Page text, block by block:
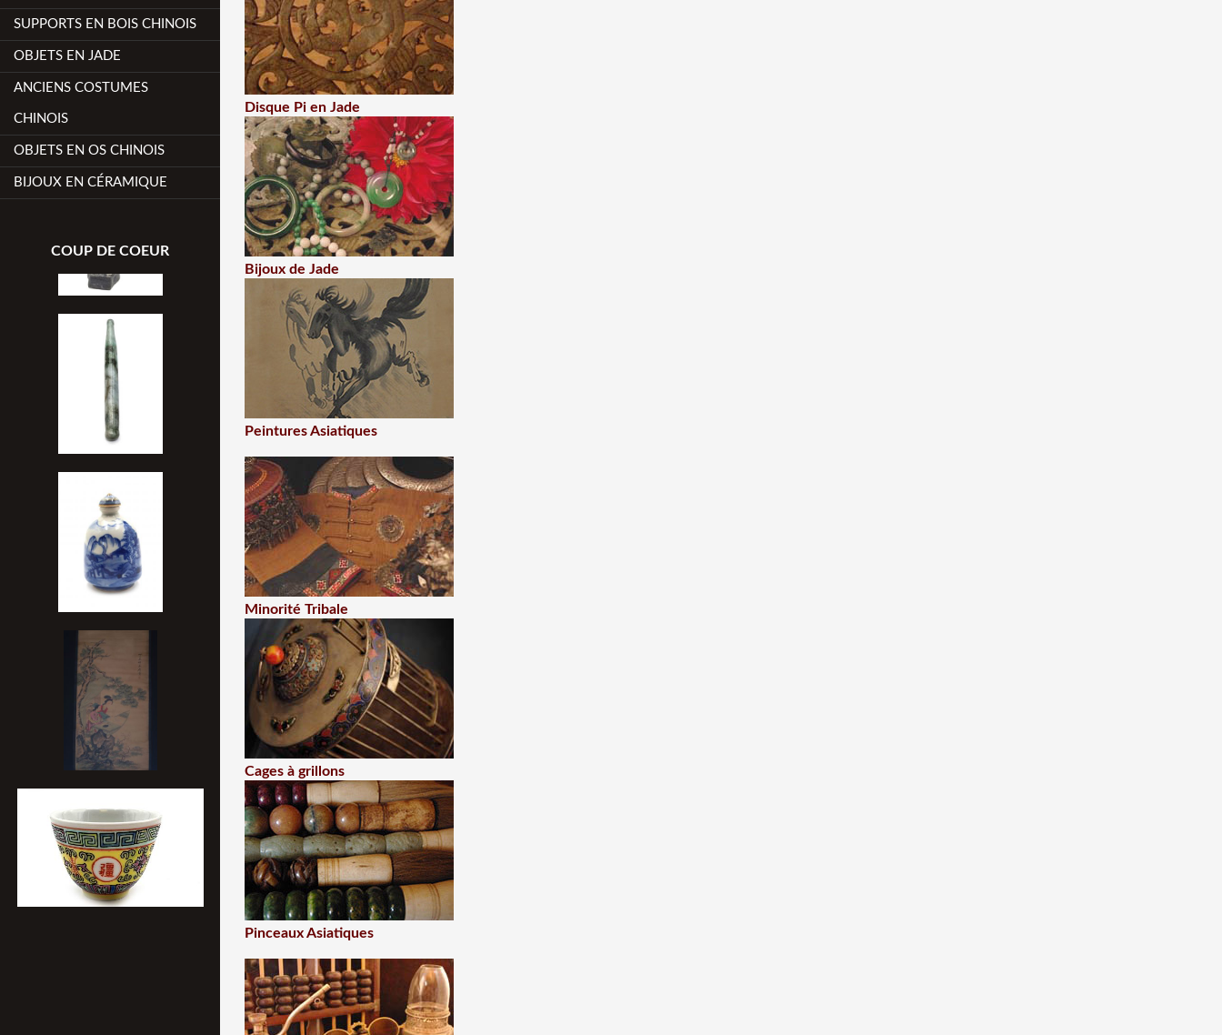
SUPPORTS EN BOIS CHINOIS
OBJETS EN JADE
ANCIENS COSTUMES
CHINOIS
OBJETS EN OS CHINOIS
BIJOUX EN CÉRAMIQUE
COUP DE COEUR
Disque Pi en Jade
Bijoux de Jade
Peintures Asiatiques
Minorité Tribale
Cages à grillons
Pinceaux Asiatiques